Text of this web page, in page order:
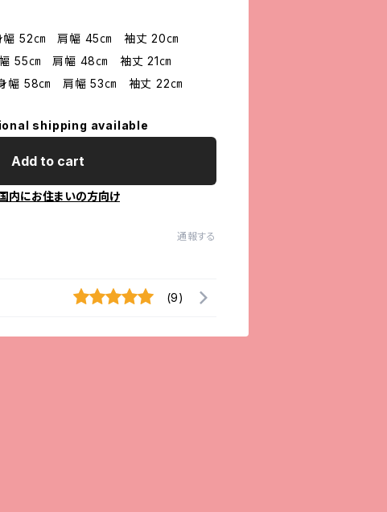
幅 52㎝ 肩幅 45㎝ 袖丈 20㎝
55㎝ 肩幅 48㎝ 袖丈 21㎝
幅 58㎝ 肩幅 53㎝ 袖丈 22㎝
shipping available
Add to cart
内にお住まいの方向け
通報する
(9)